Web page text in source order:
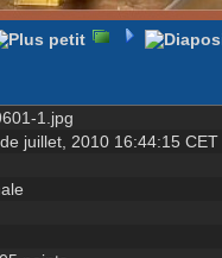
1.jpg
juillet, 2010 16:44:15 CET